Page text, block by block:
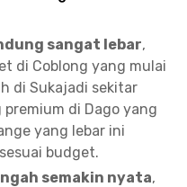
sangat lebar,
di Coblong yang mulai
di Sukajadi sekitar
di Dago yang
yang lebar ini
budget.
semakin nyata,